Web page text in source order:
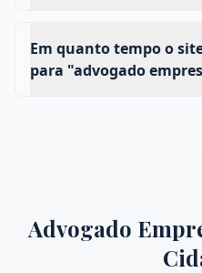
Em quanto tempo o
para "advogado
Advogado